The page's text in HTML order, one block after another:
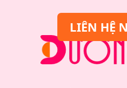
LIÊN HỆ